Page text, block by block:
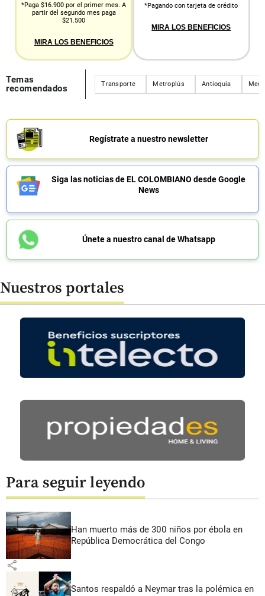
*Paga $16.900 por el primer mes. A
partir del segundo mes paga
$21.500
MIRA LOS BENEFICIOS
*Pagando con tarjeta de crédito
MIRA LOS BENEFICIOS
Temas
recomendados
Transporte Metroplús Antioquia
Regístrate a nuestro newsletter
Siga las noticias de EL COLOMBIANO desde Google
News
Únete a nuestro canal de Whatsapp
Nuestros portales
Para seguir leyendo
Han muerto más de 300 niños por ébola en
República Democrática del Congo
share
Santos respaldó a Neymar tras la polémica en